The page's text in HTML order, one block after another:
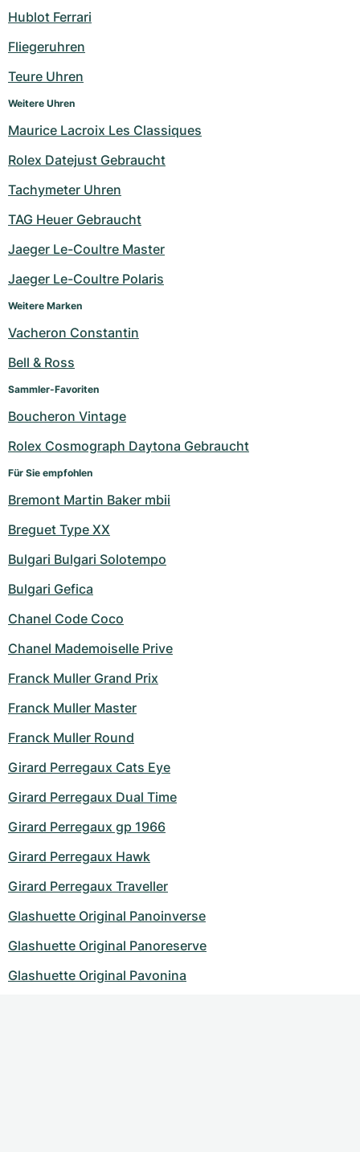
Hublot Ferrari
Fliegeruhren
Teure Uhren
Weitere Uhren
Maurice Lacroix Les Classiques
Rolex Datejust Gebraucht
Tachymeter Uhren
TAG Heuer Gebraucht
Jaeger Le-Coultre Master
Jaeger Le-Coultre Polaris
Weitere Marken
Vacheron Constantin
Bell & Ross
Sammler-Favoriten
Boucheron Vintage
Rolex Cosmograph Daytona Gebraucht
Für Sie empfohlen
Bremont Martin Baker mbii
Breguet Type XX
Bulgari Bulgari Solotempo
Bulgari Gefica
Chanel Code Coco
Chanel Mademoiselle Prive
Franck Muller Grand Prix
Franck Muller Master
Franck Muller Round
Girard Perregaux Cats Eye
Girard Perregaux Dual Time
Girard Perregaux gp 1966
Girard Perregaux Hawk
Girard Perregaux Traveller
Glashuette Original Panoinverse
Glashuette Original Panoreserve
Glashuette Original Pavonina